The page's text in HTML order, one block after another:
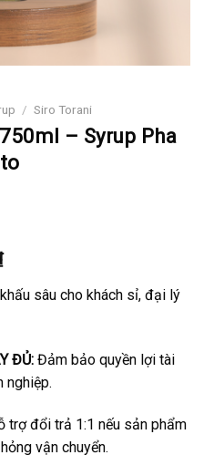
/ Siro Torani
– Syrup Pha
Khoảng
giá:
từ
đến
198,000₫
sâu cho khách sỉ, đại lý
ĐỦ:Đảm bảo quyền lợi tài
nghiệp.
trợ đổi trả 1:1 nếu sản phẩm
vận chuyển.